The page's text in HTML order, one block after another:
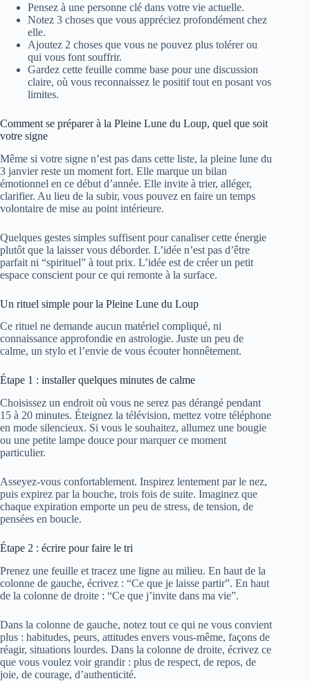
Pensez à une personne clé dans votre vie actuelle.
Notez 3 choses que vous appréciez profondément chez
elle.
Ajoutez 2 choses que vous ne pouvez plus tolérer ou
qui vous font souffrir.
Gardez cette feuille comme base pour une discussion
claire, où vous reconnaissez le positif tout en posant vos
limites.
Comment se préparer à la Pleine Lune du Loup, quel que soit
votre signe
Même si votre signe n’est pas dans cette liste, la pleine lune du
3 janvier reste un moment fort. Elle marque un bilan
émotionnel en ce début d’année. Elle invite à trier, alléger,
clarifier. Au lieu de la subir, vous pouvez en faire un temps
volontaire de mise au point intérieure.
Quelques gestes simples suffisent pour canaliser cette énergie
plutôt que la laisser vous déborder. L’idée n’est pas d’être
parfait ni “spirituel” à tout prix. L’idée est de créer un petit
espace conscient pour ce qui remonte à la surface.
Un rituel simple pour la Pleine Lune du Loup
Ce rituel ne demande aucun matériel compliqué, ni
connaissance approfondie en astrologie. Juste un peu de
calme, un stylo et l’envie de vous écouter honnêtement.
Étape 1 : installer quelques minutes de calme
Choisissez un endroit où vous ne serez pas dérangé pendant
15 à 20 minutes. Éteignez la télévision, mettez votre téléphone
en mode silencieux. Si vous le souhaitez, allumez une bougie
ou une petite lampe douce pour marquer ce moment
particulier.
Asseyez-vous confortablement. Inspirez lentement par le nez,
puis expirez par la bouche, trois fois de suite. Imaginez que
chaque expiration emporte un peu de stress, de tension, de
pensées en boucle.
Étape 2 : écrire pour faire le tri
Prenez une feuille et tracez une ligne au milieu. En haut de la
colonne de gauche, écrivez : “Ce que je laisse partir”. En haut
de la colonne de droite : “Ce que j’invite dans ma vie”.
Dans la colonne de gauche, notez tout ce qui ne vous convient
plus : habitudes, peurs, attitudes envers vous-même, façons de
réagir, situations lourdes. Dans la colonne de droite, écrivez ce
que vous voulez voir grandir : plus de respect, de repos, de
joie, de courage, d’authenticité.